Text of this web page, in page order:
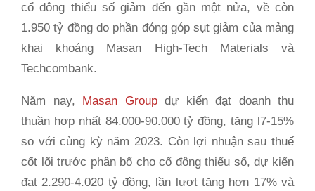
cổ đông thiểu số giảm đến gần một nửa, về còn
1.950 tỷ đồng do phần đóng góp sụt giảm của mảng
khai khoáng Masan High-Tech Materials và
Techcombank.
Năm nay, Masan Groupdự kiến đạt doanh thu
thuần hợp nhất 84.000-90.000 tỷ đồng, tăng l7-15%
so với cùng kỳ năm 2023. Còn lợi nhuận sau thuế
cốt lõi trước phân bổ cho cổ đông thiểu số, dự kiến
đạt 2.290-4.020 tỷ đồng, lần lượt tăng hơn 17% và